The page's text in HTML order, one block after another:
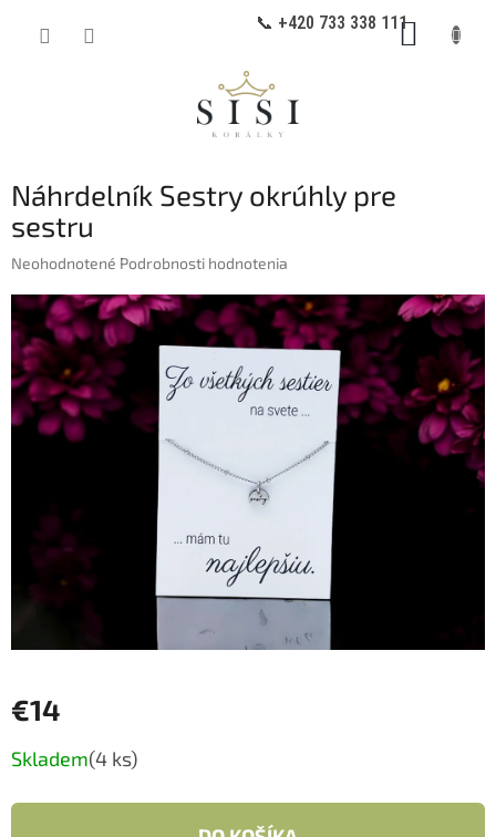
📞 +420 733 338 111
Náhrdelník Sestry okrúhly pre
sestru
Priemerné
produktu
je
0,0
z
5
hviezdičiek.
Neohodnotené Podrobnosti hodnotenia
€14
Jednotková
cena:
Skladem(4 ks)